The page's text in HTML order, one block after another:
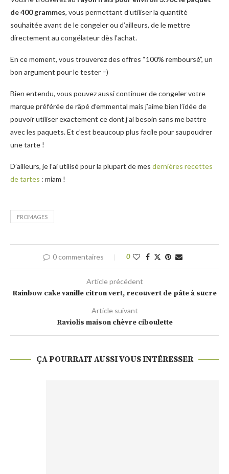
de 400 grammes, vous permettant d’utiliser la quantité
souhaitée avant de le congeler ou d’ailleurs, de le mettre
directement au congélateur dès l’achat.
En ce moment, vous trouverez des offres “100% remboursé”, un
bon argument pour le tester =)
Bien entendu, vous pouvez aussi continuer de congeler votre
marque préférée de râpé d’emmental mais j’aime bien l’idée de
pouvoir utiliser exactement ce dont j’ai besoin sans me battre
avec les paquets. Et c’est beaucoup plus facile pour saupoudrer
une tarte !
D’ailleurs, je l’ai utilisé pour la plupart de mes dernières recettes
de tartes : miam !
FROMAGES
0 commentaires 0
Article précédent
Rainbow cake vanille citron vert, recouvert de pâte à sucre
Article suivant
Raviolis maison chèvre ciboulette
ÇA POURRAIT AUSSI VOUS INTÉRESSER